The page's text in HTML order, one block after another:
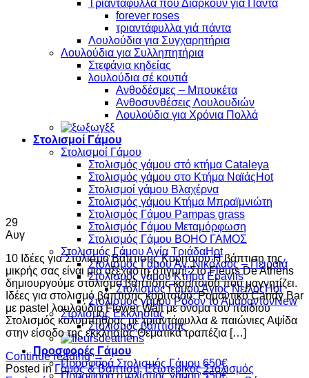
Τριαντάφυλλα που Διαρκούν για Πάντα
forever roses
τριαντάφυλλα γιά πάντα
Λουλούδια για Συγχαρητήρια
Λουλούδια για Συλληπητήρια
Στεφάνια κηδείας
λουλούδια σέ κουτιά
Ανθοδέσμες – Μπουκέτα
Ανθοσυνθέσεις Λουλουδιών
Λουλούδια για Χρόνια Πολλά
Στολισμοί Γάμου
Στολισμοί Γάμου
Στολισμός γάμου στό κτήμα Cataleya
Στολισμός γάμου στο Κτήμα Ναϊάς
Στολισμοί γάμου Βλαχέρνα
Στολισμός γάμου Κτήμα Μπραϊμνιώτη
Στολισμός Γάμου Pampas grass
Στολισμός Γάμου Μεταμόρφωση
Στολισμός Γάμου BOHO ΓΑΜΟΣ
Στολισμός Γάμου Αγία Τριάδα
Στολισμός Γάμου Άγ. Νικόλαος – Πειραιά
Στολισμός γάμου Κτήμα Epavlis
Στολισμός Γάμου Άγιος Νείλος
Στολισμός γάμου Ρόδον το Αμάραντον
Στολισμός Εκκλησίας
Στολισμός βάπτισης
Προσφορές Γάμου
Προσφορά Στολισμός Γάμου 650€
29
Αυγ
10 Ιδέες για Στολισμό Βάπτισης Κοριτσιού Η βάπτιση της
μικρής σας είναι μια αξέχαστη στιγμή! Στο Fleurs De Athens
δημιουργούμε στολισμό βάπτισης κοριτσιού που μαγνητίζει.
Ιδέες για στολισμό βάπτισης κοριτσιού: Ρομαντικό Candy Bar
με pastel λουλούδια Flower Wall με όνομα του παιδιού
Στολισμός κολυμπήθρας με τριαντάφυλλα & παιώνιες Αψίδα
στην είσοδο της εκκλησίας Θεματικά τραπέζια […]
Continue reading→
Posted inΓάμος & Βάπτιση,Εξωτερικός Στολισμός